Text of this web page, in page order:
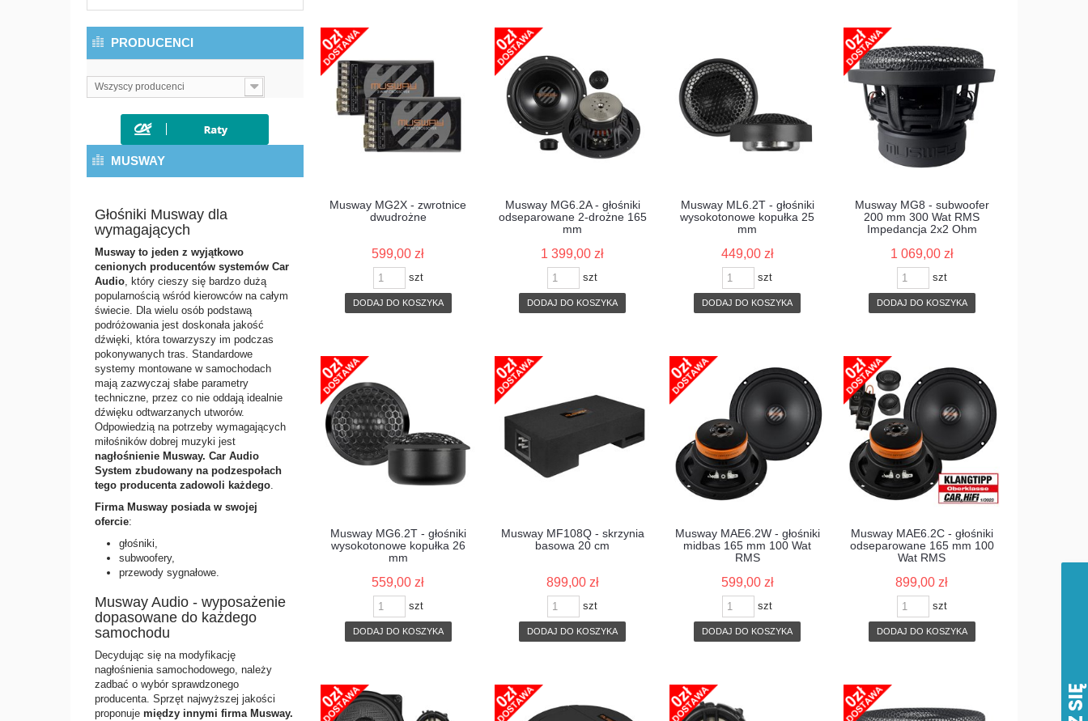
PRODUCENCI
Wszyscy producenci
MUSWAY
Głośniki Musway dla
wymagających
Musway to jeden z wyjątkowo
cenionych producentów systemów Car
Audio, który cieszy się bardzo dużą
popularnością wśród kierowców na całym
świecie. Dla wielu osób podstawą
podróżowania jest doskonała jakość
dźwięki, która towarzyszy im podczas
pokonywanych tras. Standardowe
systemy montowane w samochodach
mają zazwyczaj słabe parametry
techniczne, przez co nie oddają idealnie
dźwięku odtwarzanych utworów.
Odpowiedzią na potrzeby wymagających
miłośników dobrej muzyki jest
nagłośnienie Musway. Car Audio
System zbudowany na podzespołach
tego producenta zadowoli każdego.
Firma Musway posiada w swojej
ofercie:
głośniki,
subwoofery,
przewody sygnałowe.
Musway Audio - wyposażenie
dopasowane do każdego
samochodu
Decydując się na modyfikację
nagłośnienia samochodowego, należy
zadbać o wybór sprawdzonego
producenta. Sprzęt najwyższej jakości
proponuje między innymi firma Musway.
Musway MG2X - zwrotnice
dwudrożne
599,00 zł
szt
DODAJ DO KOSZYKA
Musway MG6.2A - głośniki
odseparowane 2-drożne 165
mm
1 399,00 zł
szt
DODAJ DO KOSZYKA
Musway ML6.2T - głośniki
wysokotonowe kopułka 25
mm
449,00 zł
szt
DODAJ DO KOSZYKA
Musway MG8 - subwoofer
200 mm 300 Wat RMS
Impedancja 2x2 Ohm
1 069,00 zł
szt
DODAJ DO KOSZYKA
Musway MG6.2T - głośniki
wysokotonowe kopułka 26
mm
559,00 zł
szt
DODAJ DO KOSZYKA
Musway MF108Q - skrzynia
basowa 20 cm
899,00 zł
szt
DODAJ DO KOSZYKA
Musway MAE6.2W - głośniki
midbas 165 mm 100 Wat
RMS
599,00 zł
szt
DODAJ DO KOSZYKA
Musway MAE6.2C - głośniki
odseparowane 165 mm 100
Wat RMS
899,00 zł
szt
DODAJ DO KOSZYKA